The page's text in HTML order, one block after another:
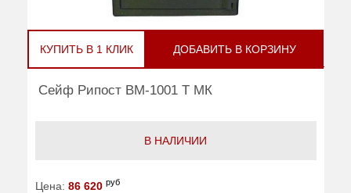
КУПИТЬ В 1 КЛИК ДОБАВИТЬ В КОРЗИНУ
Сейф Рипост ВМ-1001 Т МК
В НАЛИЧИИ
Цена: 86 620 руб